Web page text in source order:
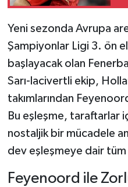
Yeni sezonda Avrupa
Şampiyonlar Ligi 3. ön
başlayacak olan
Sarı-lacivertli ekip,
takımlarından
Bu eşleşme, taraftarlar
nostaljik bir mücadele
dev eşleşmeye dair tüm
Feyenoord ile